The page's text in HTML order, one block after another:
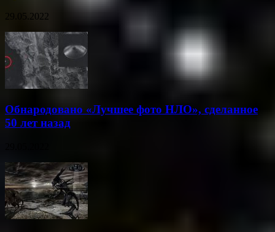
29.05.2022
Обнародовано «Лучшее фото НЛО», сделанное
50 лет назад